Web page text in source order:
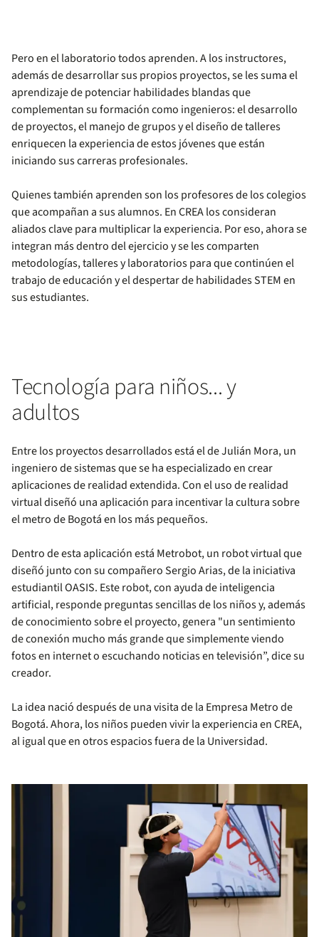
Pero en el laboratorio todos aprenden. A los instructores,
además de desarrollar sus propios proyectos, se les suma el
aprendizaje de potenciar habilidades blandas que
complementan su formación como ingenieros: el desarrollo
de proyectos, el manejo de grupos y el diseño de talleres
enriquecen la experiencia de estos jóvenes que están
iniciando sus carreras profesionales.
Quienes también aprenden son los profesores de los colegios
que acompañan a sus alumnos. En CREA los consideran
aliados clave para multiplicar la experiencia. Por eso, ahora se
integran más dentro del ejercicio y se les comparten
metodologías, talleres y laboratorios para que continúen el
trabajo de educación y el despertar de habilidades STEM en
sus estudiantes.
Tecnología para niños... y
adultos
Entre los proyectos desarrollados está el de Julián Mora, un
ingeniero de sistemas que se ha especializado en crear
aplicaciones de realidad extendida. Con el uso de realidad
virtual diseñó una aplicación para incentivar la cultura sobre
el metro de Bogotá en los más pequeños.
Dentro de esta aplicación está Metrobot, un robot virtual que
diseñó junto con su compañero Sergio Arias, de la iniciativa
estudiantil OASIS. Este robot, con ayuda de inteligencia
artificial, responde preguntas sencillas de los niños y, además
de conocimiento sobre el proyecto, genera "un sentimiento
de conexión mucho más grande que simplemente viendo
fotos en internet o escuchando noticias en televisión”, dice su
creador.
La idea nació después de una visita de la Empresa Metro de
Bogotá. Ahora, los niños pueden vivir la experiencia en CREA,
al igual que en otros espacios fuera de la Universidad.